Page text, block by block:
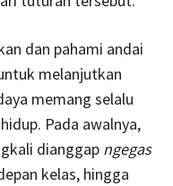
dan pahami andai
melanjutkan
memang selalu
Pada awalnya,
dianggap ngegas
kelas, hingga